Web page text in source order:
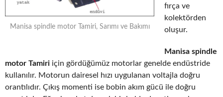
Manisa spindle motor Tamiri, Sarımı ve Bakımı
fırça ve
kolektörden
oluşur.
Manisa spindle
motor Tamiri için gördüğümüz motorlar genelde endüstride
kullanılır. Motorun dairesel hızı uygulanan voltajla doğru
orantılıdır. Çıkış momenti ise bobin akım gücü ile doğru